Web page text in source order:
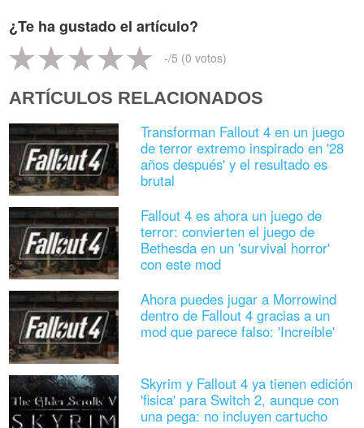
¿Te ha gustado el artículo?
-/5 (0 votos)
ARTÍCULOS RELACIONADOS
Transforman Fallout 4 en un juego
de terror extremo inspirado en '28
años después' y el resultado es
brutal
Fallout 4 es ahora un juego de
terror: convierten el juego de
Bethesda en un 'survival horror'
con este mod
Ahora puedes jugar a Morrowind
dentro de Fallout 4 gracias a un
mod que parece falso: 'Increíble'
Skyrim y Fallout 4 ya tienen edición
'fisica' para Switch 2, aunque con
una pega: no incluyen cartucho